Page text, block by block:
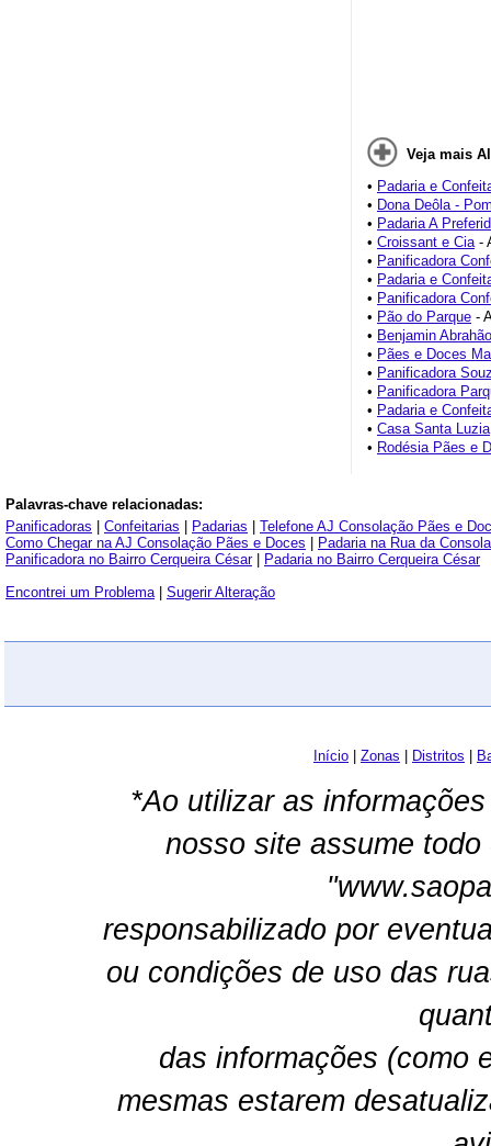
Veja mais
• Padaria e
• Dona Deôla -
• Padaria A
• Croissant e Cia-
• Panificadora
• Padaria e
• Panificadora
• Pão do Parque -
• Benjamin
• Pães e Doces
• Panificadora
• Panificadora
• Padaria e
• Casa Santa Luzia
• Rodésia Pães e
Palavras-chave relacionadas:
Panificadoras
Confeitarias Padarias
Telefone AJ Consolação Pães e
Como Chegar na AJ Consolação Pães e Doces
Padaria na Rua da
Panificadora no Bairro Cerqueira César|
Padaria no Bairro Cerqueira César
Encontrei um Problema| Sugerir Alteração
Início Zonas Distritos
*Ao utilizar as
nosso site assume
responsabilizado por
ou condições de uso das
das informações (como
mesmas estarem